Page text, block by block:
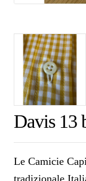
Davis 13
Le Camicie
tradizionale